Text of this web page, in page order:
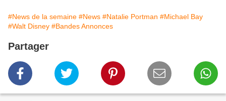
#News de la semaine #News #Natalie Portman #Michael Bay
#Walt Disney #Bandes Annonces
Partager